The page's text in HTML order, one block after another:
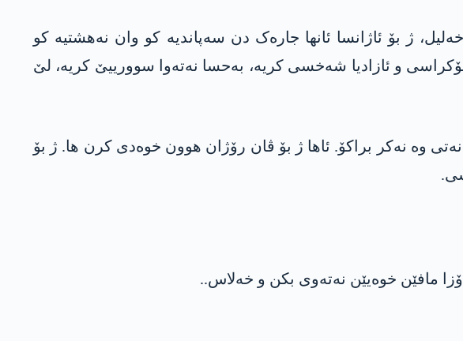
ژ بۆ ئاژانسا ئانھا جارەک دن سەپاندیە کو وان نەھشتیە کو
و ئازادیا شەخسی کریە، بەحسا نەتەوا سوورییێ کریە، لێ
وە نەکر براکۆ. ئاھا ژ بۆ ڤان رۆژان ھوون خوەدی کرن ھا. ژ بۆ
مافێن خوەیێن نەتەوی بکن و خەلاس..